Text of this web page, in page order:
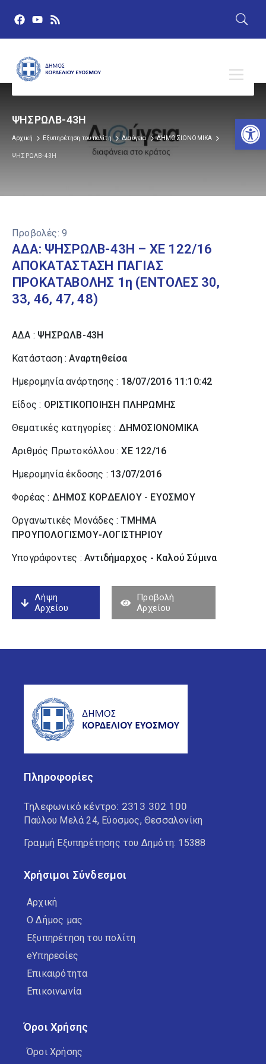
ΨΗΣΡΩΛΒ-43Η
Αρχική Εξυπηρέτηση του πολίτη Διαύγεια ΔΗΜΟΣΙΟΝΟΜΙΚΑ
ΨΗΣΡΩΛΒ-43Η
Προβολές: 9
ΑΔΑ: ΨΗΣΡΩΛΒ-43Η – ΧΕ 122/16
ΑΠΟΚΑΤΑΣΤΑΣΗ ΠΑΓΙΑΣ
ΠΡΟΚΑΤΑΒΟΛΗΣ 1η (ΕΝΤΟΛΕΣ 30,
33, 46, 47, 48)
ΑΔΑ : ΨΗΣΡΩΛΒ-43Η
Κατάσταση :Αναρτηθείσα
Ημερομηνία ανάρτησης : 18/07/2016 11:10:42
Είδος : ΟΡΙΣΤΙΚΟΠΟΙΗΣΗ ΠΛΗΡΩΜΗΣ
Θεματικές κατηγορίες : ΔΗΜΟΣΙΟΝΟΜΙΚΑ
Αριθμός Πρωτοκόλλου :ΧΕ 122/16
Ημερομηνία έκδοσης : 13/07/2016
Φορέας : ΔΗΜΟΣ ΚΟΡΔΕΛΙΟΥ - ΕΥΟΣΜΟΥ
Οργανωτικές Μονάδες :ΤΜΗΜΑ
ΠΡΟΥΠΟΛΟΓΙΣΜΟΥ-ΛΟΓΙΣΤΗΡΙΟΥ
Υπογράφοντες : Αντιδήμαρχος - Καλού Σύµινα
Λήψη
Αρχείου
Προβολή
Αρχείου
Πληροφορίες
Τηλεφωνικό κέντρο: 2313 302 100
Παύλου Μελά 24, Εύοσμος, Θεσσαλονίκη
Γραμμή Εξυπηρέτησης του Δημότη: 15388
Χρήσιμοι Σύνδεσμοι
Αρχική
Ο Δήμος μας
Εξυπηρέτηση του πολίτη
eΥπηρεσίες
Επικαιρότητα
Επικοινωνία
Όροι Χρήσης
Όροι Χρήσης